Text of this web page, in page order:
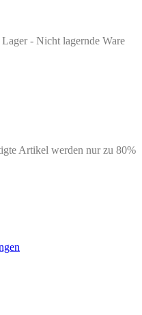
- Nicht lagernde Ware
Artikel werden nur zu 80%